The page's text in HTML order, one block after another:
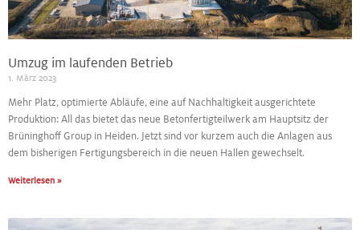
Umzug im laufenden Betrieb
1. März 2023
Mehr Platz, optimierte Abläufe, eine auf Nachhaltigkeit ausgerichtete
Produktion: All das bietet das neue Betonfertigteilwerk am Hauptsitz der
Brüninghoff Group in Heiden. Jetzt sind vor kurzem auch die Anlagen aus
dem bisherigen Fertigungsbereich in die neuen Hallen gewechselt.
Weiterlesen »